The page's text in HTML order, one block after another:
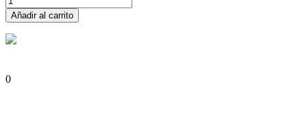
Añadir al carrito
0